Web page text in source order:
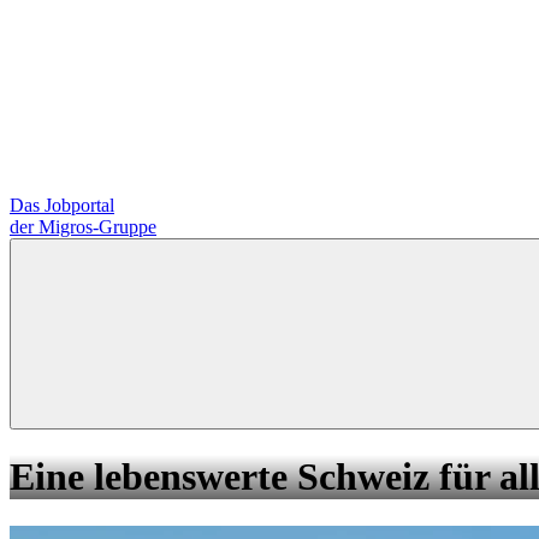
Das Jobportal
der Migros-Gruppe
Eine lebenswerte Schweiz für